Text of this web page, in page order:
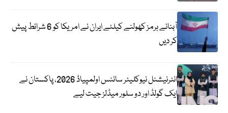
آبنائے ہرمز کھولنے کیلئے ایران نے امریکا کو 6 شرائط پیش
کر دیں
انٹرنیشنل نیوکلیئر سائنس اولمپیاڈ 2026، پاکستان نے
ایک گولڈ اور دو سلور میڈلز جیت لیے